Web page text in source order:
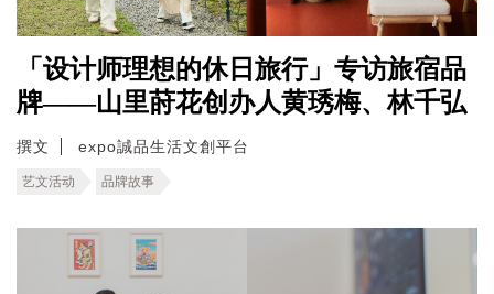
「设计师理想的休日旅行」专访旅宿品
牌——山里莳花创办人黄琇梅、林千弘
撰文 expo誠品生活文創平台
艺文活动 品牌故事